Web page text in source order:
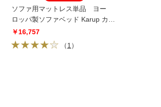
ソファ用マットレス単品 ヨー
ロッパ製ソファベッド Karup カー
ラップ
￥16,757
（1 ）